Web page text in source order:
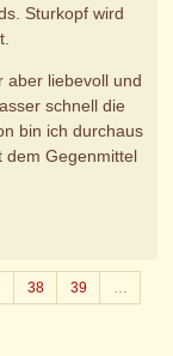
Sturkopf wird
aber liebevoll und
schnell die
bin ich durchaus
dem Gegenmittel
38 39
…